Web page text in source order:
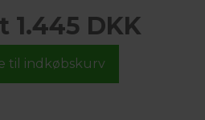
1.445 DKK